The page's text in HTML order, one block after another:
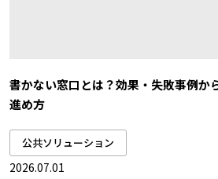
書かない窓口とは？効果・失敗事例か
進め方
公共ソリューション
2026.07.01